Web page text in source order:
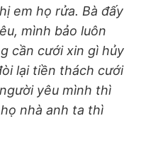
em họ rửa. Bà đấy
mình bảo luôn
cần cưới xin gì hủy
lại tiền thách cưới
yêu mình thì
nhà anh ta thì